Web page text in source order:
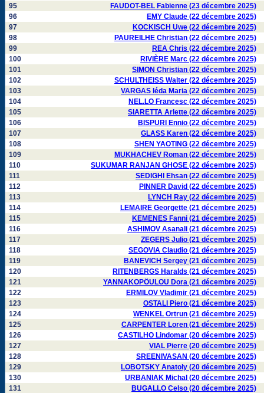
95
FAUDOT-BEL Fabienne (23 décembre 2025)
96
EMY Claude (22 décembre 2025)
97
KOCKISCH Uwe (22 décembre 2025)
98
PAUREILHE Christian (22 décembre 2025)
99
REA Chris (22 décembre 2025)
100
RIVIÈRE Marc (22 décembre 2025)
101
SIMON Christian (22 décembre 2025)
102
SCHULTHEISS Walter (22 décembre 2025)
103
VARGAS Iéda Maria (22 décembre 2025)
104
NEL.LO Francesc (22 décembre 2025)
105
SIARETTA Arlette (22 décembre 2025)
106
BISPURI Ennio (22 décembre 2025)
107
GLASS Karen (22 décembre 2025)
108
SHEN YAOTING (22 décembre 2025)
109
MUKHACHEV Roman (22 décembre 2025)
110
SUKUMAR RANJAN GHOSE (22 décembre 2025)
111
SEDIGHI Ehsan (22 décembre 2025)
112
PINNER David (22 décembre 2025)
113
LYNCH Ray (22 décembre 2025)
114
LEMAIRE Georgette (21 décembre 2025)
115
KEMENES Fanni (21 décembre 2025)
116
ASHIMOV Asanali (21 décembre 2025)
117
ZEGERS Julio (21 décembre 2025)
118
SEGOVIA Claudio (21 décembre 2025)
119
BANEVICH Sergey (21 décembre 2025)
120
RITENBERGS Haralds (21 décembre 2025)
121
YANNAKOPÖULOU Dora (21 décembre 2025)
122
ERMILOV Vladimir (21 décembre 2025)
123
OSTALI Piero (21 décembre 2025)
124
WENKEL Ortrun (21 décembre 2025)
125
CARPENTER Loren (21 décembre 2025)
126
CASTILHO Lindomar (20 décembre 2025)
127
VIAL Pierre (20 décembre 2025)
128
SREENIVASAN (20 décembre 2025)
129
LOBOTSKY Anatoly (20 décembre 2025)
130
URBANIAK Michal (20 décembre 2025)
131
BUGALLO Celso (20 décembre 2025)